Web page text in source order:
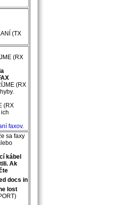
(TX
(RX
(RX
(RX
faxov.
sa faxy
kábel
Ak
docs in
lost